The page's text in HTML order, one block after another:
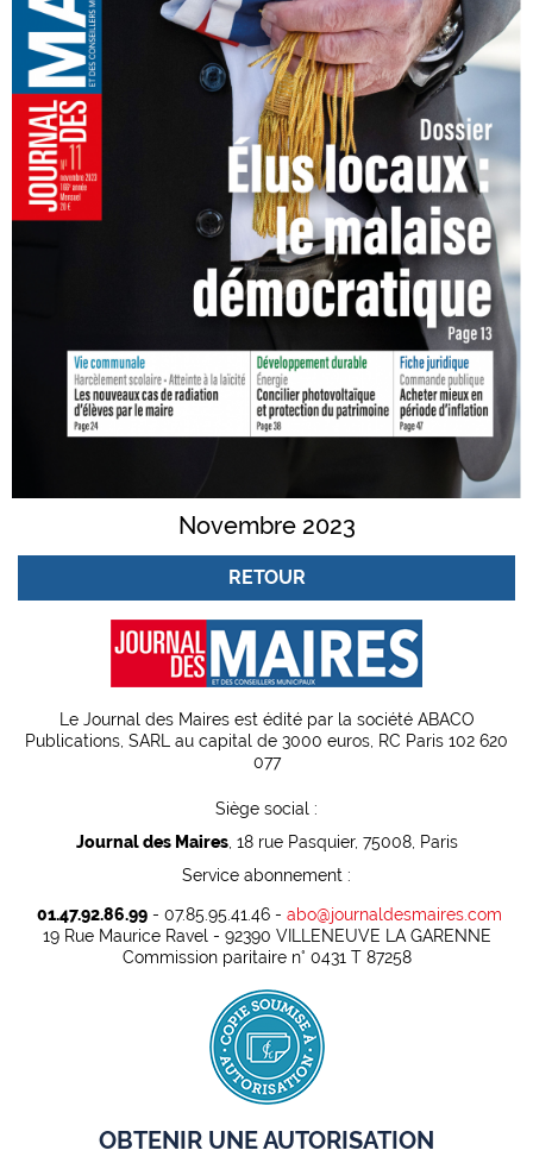
Novembre 2023
RETOUR
Le Journal des Maires est édité par la société ABACO
Publications, SARL au capital de 3000 euros, RC Paris 102 620
077
Siège social :
Journal des Maires, 18 rue Pasquier, 75008, Paris
Service abonnement :
01.47.92.86.99- 07.85.95.41.46 - abo@journaldesmaires.com
19 Rue Maurice Ravel - 92390 VILLENEUVE LA GARENNE
Commission paritaire n° 0431 T 87258
OBTENIR UNE AUTORISATION